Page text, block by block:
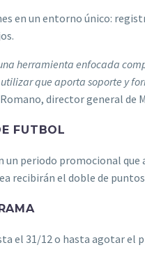
en un entorno único:
herramienta enfocada
que aporta soporte y
director general de
FUTBOL
un periodo promocional
recibirán el doble de
el 31/12 o hasta agotar el